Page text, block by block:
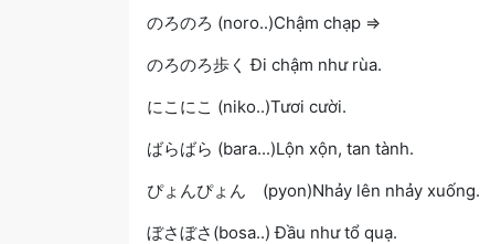
のろのろ (noro..)Chậm chạp =>
のろのろ歩く Đi chậm như rùa.
にこにこ (niko..)Tươi cười.
ばらばら (bara...)Lộn xộn, tan tành.
ぴょんぴょん (pyon)Nhảy lên nhảy xuống.
ぼさぼさ(bosa..) Đầu như tổ quạ.